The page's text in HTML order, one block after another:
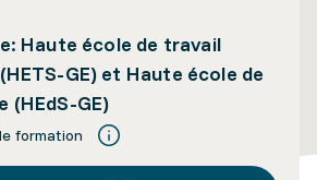
Haute école de travail
GE) et Haute école de
(HEdS-GE)
formation